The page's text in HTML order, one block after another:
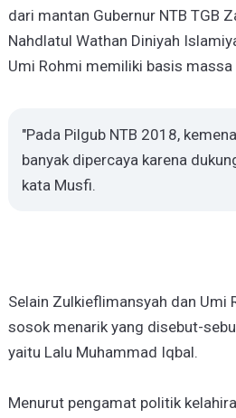
dari mantan Gubernur NTB TGB
Nahdlatul Wathan Diniyah
Umi Rohmi memiliki basis massa
"Pada Pilgub NTB 2018,
banyak dipercaya karena
kata Musfi.
Selain Zulkieflimansyah dan Umi
sosok menarik yang disebut-
yaitu Lalu Muhammad Iqbal.
Menurut pengamat politik